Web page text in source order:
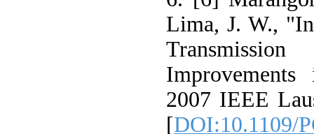
Lima, J. W.,
2007 IEEE
[DOI:10.1109/